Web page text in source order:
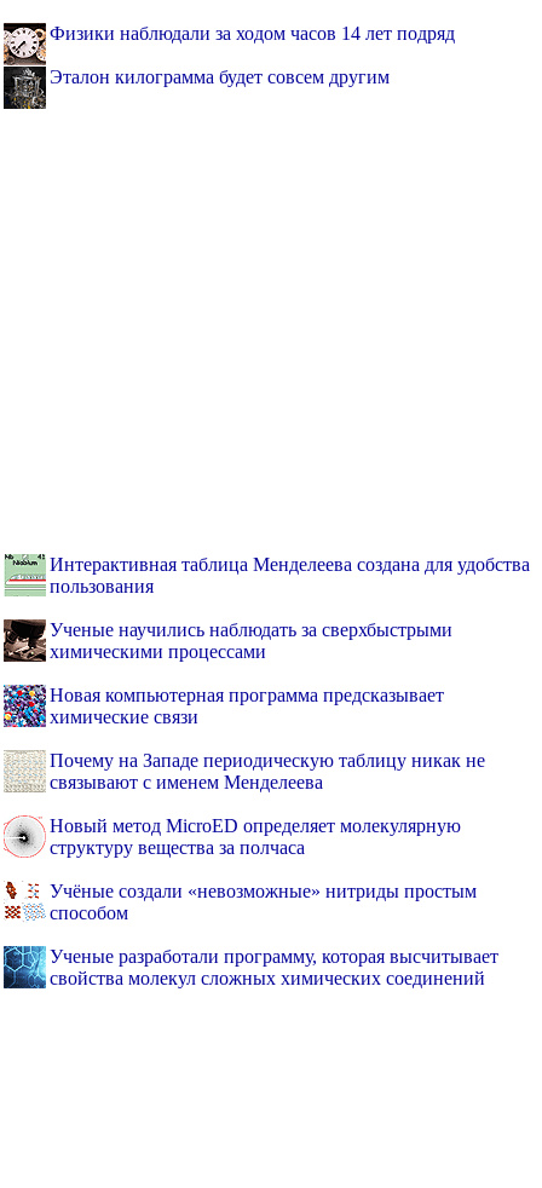
Физики наблюдали за ходом часов 14 лет подряд
Эталон килограмма будет совсем другим
Интерактивная таблица Менделеева создана для удобства
пользования
Ученые научились наблюдать за сверхбыстрыми
химическими процессами
Новая компьютерная программа предсказывает
химические связи
Почему на Западе периодическую таблицу никак не
связывают с именем Менделеева
Новый метод MicroED определяет молекулярную
структуру вещества за полчаса
Учёные создали «невозможные» нитриды простым
способом
Ученые разработали программу, которая высчитывает
свойства молекул сложных химических соединений